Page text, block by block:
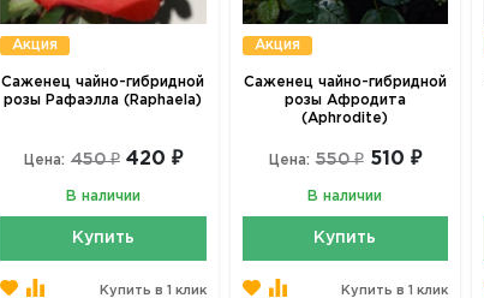
Акция
Саженец чайно-гибридной
розы Рафаэлла (Raphaela)
Цена: 450 ₽ 420 ₽
В наличии
Купить
Купить в 1 клик
Акция
Саженец чайно-гибридной
розы Афродита
(Aphrodite)
Цена: 550 ₽ 510 ₽
В наличии
Купить
Купить в 1 клик